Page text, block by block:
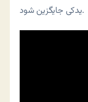
یدکی جایگزین شود.